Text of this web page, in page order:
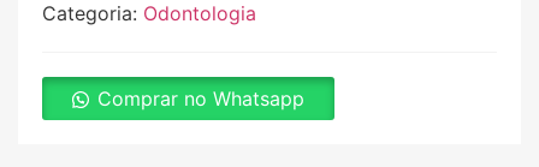
Categoria: Odontologia
Comprar no Whatsapp